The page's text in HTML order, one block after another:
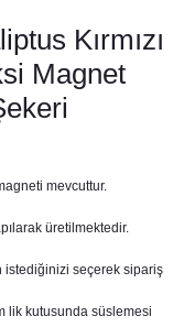
Kırmızı
Magnet
mevcuttur.
üretilmektedir.
istediğinizi seçerek sipariş
lik kutusunda süslemesi